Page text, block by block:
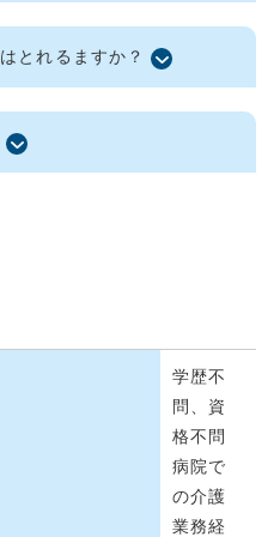
とれるますか？
学歴不
問、資
格不問
病院で
の介護
業務経